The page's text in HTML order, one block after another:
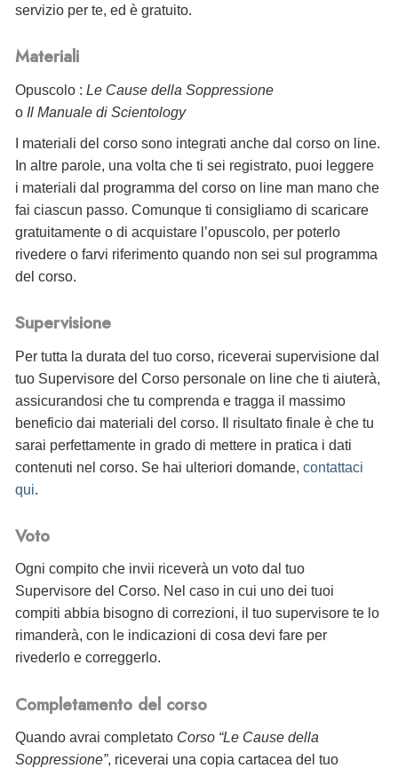
servizio per te, ed è gratuito.
Materiali
Opuscolo : Le Cause della Soppressione
o Il Manuale di Scientology
I materiali del corso sono integrati anche dal corso on line.
In altre parole, una volta che ti sei registrato, puoi leggere
i materiali dal programma del corso on line man mano che
fai ciascun passo. Comunque ti consigliamo di scaricare
gratuitamente o di acquistare l’opuscolo, per poterlo
rivedere o farvi riferimento quando non sei sul programma
del corso.
Supervisione
Per tutta la durata del tuo corso, riceverai supervisione dal
tuo Supervisore del Corso personale on line che ti aiuterà,
assicurandosi che tu comprenda e tragga il massimo
beneficio dai materiali del corso. Il risultato finale è che tu
sarai perfettamente in grado di mettere in pratica i dati
contenuti nel corso. Se hai ulteriori domande, contattaci
qui.
Voto
Ogni compito che invii riceverà un voto dal tuo
Supervisore del Corso. Nel caso in cui uno dei tuoi
compiti abbia bisogno di correzioni, il tuo supervisore te lo
rimanderà, con le indicazioni di cosa devi fare per
rivederlo e correggerlo.
Completamento del corso
Quando avrai completato Corso “Le Cause della
Soppressione”, riceverai una copia cartacea del tuo